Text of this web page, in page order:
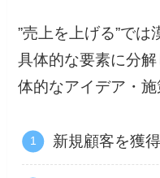
”売上を上げる”で
具体的な要素に分
体的なアイデア・施
新規顧客を獲